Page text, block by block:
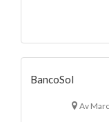
BancoSol
Av